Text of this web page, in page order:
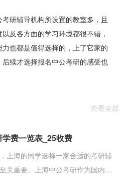
研辅导机构所设置的教室多，且
及各方面的学习环境都很不错，
也都是值得选择的，上了它家的
续才选择报名中公考研的感受也
查看全部
费一览表_25收费
上海的同学选择一家合适的考研辅
关重要。上海中公考研作为国内知